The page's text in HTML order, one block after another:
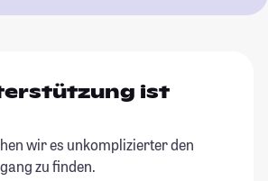
ist
wir es unkomplizierter den
zu finden.